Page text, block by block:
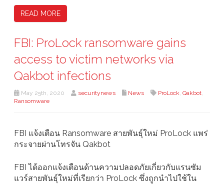
READ MORE
FBI: ProLock ransomware gains
access to victim networks via
Qakbot infections
May 25th, 2020 securitynews News ProLock, Qakbot,
Ransomware
FBI แจ้งเตือน Ransomware สายพันธุ์ใหม่ ProLock แพร่
กระจายผ่านโทรจัน Qakbot
FBI ได้ออกแจ้งเตือนด้านความปลอดภัยเกี่ยวกับแรนซัม
แวร์สายพันธุ์ใหม่ที่เรียกว่า ProLock ซึ่งถูกนำไปใช้ใน